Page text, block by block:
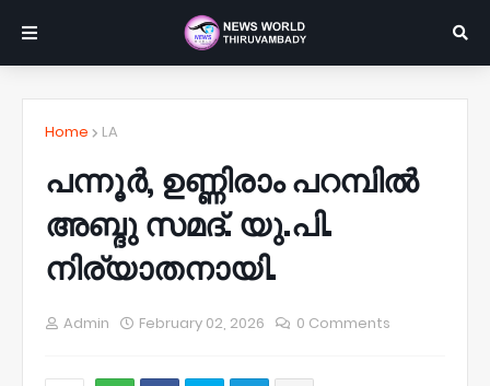
Home LA
പന്നൂർ, ഉണ്ണിരാം പറമ്പിൽ
അബ്ദു സമദ്. യു.പി.
നിര്യാതനായി.
Admin February 02, 2026 0 Comments